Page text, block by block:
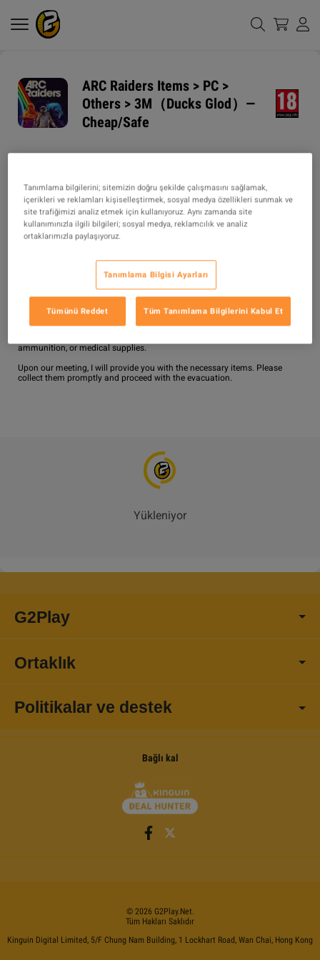
ARC Raiders Items > PC >
Others > 3M（Ducks Glod）—
Cheap/Safe
ÜRÜN TIPI
ITEM
This message is regarding your order, "Duck Gold Safe and Fast."
For this task, please ensure you are carrying only a Plunder MK2
Backpack and a Light Shield. To guarantee a smooth and successful
ammunition, or medical supplies.
Upon our meeting, I will provide you with the necessary items. Please
collect them promptly and proceed with the evacuation.
Yükleniyor
G2Play
Ortaklık
Politikalar ve destek
Bağlı kal
© 2026 G2Play.net.
Tüm Hakları Saklıdır
Kinguin Digital Limited, 5/F Chung Nam Building, 1 Lockhart Road, Wan Chai, Hong Kong
Tanımlama bilgilerini; sitemizin doğru şekilde çalışmasını sağlamak,
içerikleri ve reklamları kişiselleştirmek, sosyal medya özellikleri sunmak ve
site trafiğimizi analiz etmek için kullanıyoruz. Aynı zamanda site
kullanımınızla ilgili bilgileri; sosyal medya, reklamcılık ve analiz
ortaklarımızla paylaşıyoruz.
Tanımlama Bilgisi Ayarları
Tümünü Reddet Tüm Tanımlama Bilgilerini Kabul Et